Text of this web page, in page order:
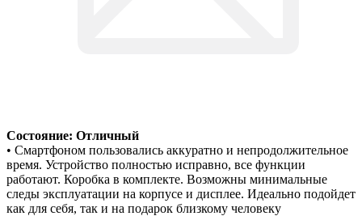
Состояние: Отличный
• Смартфоном пользовались аккуратно и непродолжительное
время. Устройство полностью исправно, все функции
работают. Коробка в комплекте. Возможны минимальные
следы эксплуатации на корпусе и дисплее. Идеально подойдет
как для себя, так и на подарок близкому человеку